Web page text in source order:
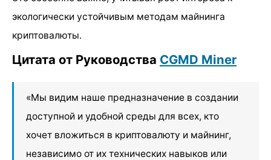
экологически устойчивым методам майнинга
криптовалюты.
Цитата от Руководства CGMD Miner
«Мы видим наше предназначение в создании
доступной и удобной среды для всех, кто
хочет вложиться в криптовалюту и майнинг,
независимо от их технических навыков или